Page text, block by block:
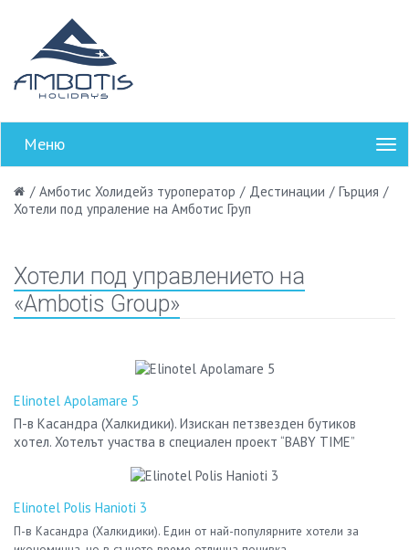
Меню
/ Амботис Холидейз туроператор / Дестинации / Гърция /
Хотели под упраление на Амботис Груп
Хотели под управлението на
«Ambotis Group»
Elinotel Apolamare 5
П-в Касандра (Халкидики). Изискан петзвезден бутиков
хотел. Хотелът участва в специален проект “BABY TIME”
Elinotel Polis Hanioti 3
П-в Касандра (Халкидики). Един от най-популярните хотели за